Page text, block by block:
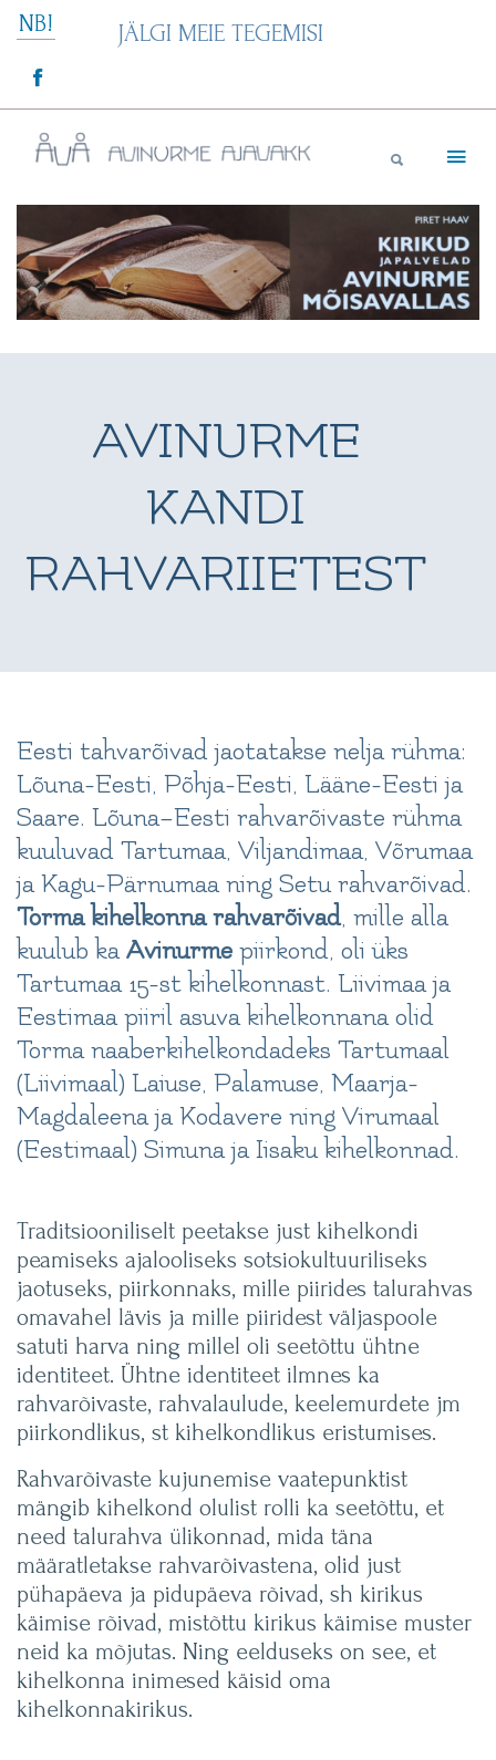
Skip
NB! JÄLGI MEIE TEGEMISI
Avinurme Ajavakk
AVINURME
KANDI
RAHVARIIETEST
Eesti tahvarõivad jaotatakse nelja rühma:
Lõuna-Eesti, Põhja-Eesti, Lääne-Eesti ja
Saare. Lõuna–Eesti rahvarõivaste rühma
kuuluvad Tartumaa, Viljandimaa, Võrumaa
ja Kagu-Pärnumaa ning Setu rahvarõivad.
Torma kihelkonna rahvarõivad, mille alla
kuulub kaAvinurme piirkond, oli üks
Tartumaa 15-st kihelkonnast. Liivimaa ja
Eestimaa piiril asuva kihelkonnana olid
Torma naaberkihelkondadeks Tartumaal
(Liivimaal) Laiuse, Palamuse, Maarja-
Magdaleena ja Kodavere ning Virumaal
(Eestimaal) Simuna ja Iisaku kihelkonnad.
Traditsiooniliselt peetakse just kihelkondi
peamiseks ajalooliseks sotsiokultuuriliseks
jaotuseks, piirkonnaks, mille piirides talurahvas
omavahel lävis ja mille piiridest väljaspoole
satuti harva ning millel oli seetõttu ühtne
identiteet. Ühtne identiteet ilmnes ka
rahvarõivaste, rahvalaulude, keelemurdete jm
piirkondlikus, st kihelkondlikus eristumises.
Rahvarõivaste kujunemise vaatepunktist
mängib kihelkond olulist rolli ka seetõttu, et
need talurahva ülikonnad, mida täna
määratletakse rahvarõivastena, olid just
pühapäeva ja pidupäeva rõivad, sh kirikus
käimise rõivad, mistõttu kirikus käimise muster
neid ka mõjutas. Ning eelduseks on see, et
kihelkonna inimesed käisid oma
kihelkonnakirikus.